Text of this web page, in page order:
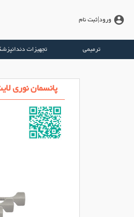
account_circle ورود|ثبت نام
ترمیمی تجهیزات
پانسمان نوری